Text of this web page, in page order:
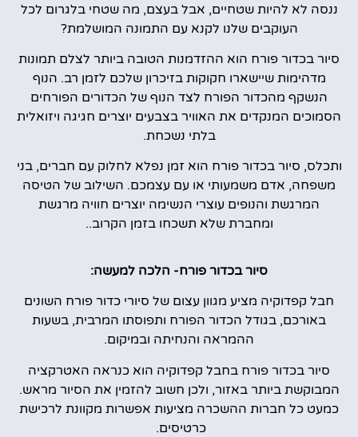
ננסה לא להיות שטחיים, אבל בעצם, מה שטחי בלגרום לכל
העוקבים שלנו לקנא עם התמונה המושלמת?
סיור בכדור פורח הוא ההזדמנות הטובה ביותר לצלם תמונות
מדהימות שיישארו חקוקות בזיכרון שלכם לזמן רב. הנוף
הנשקף מהכדור הפורח לצד הנוף של הכדורים הפורחים
הסמוכים המנקדים את האוויר בצבעים יוצרים חגיגה ויזואלית
בלתי נשכחת.
ותכלס, סיור בכדור פורח הוא זמן נפלא לחלוק עם חברים, בני
משפחה, אדם משמעותי או עם עצמכם. השילוב של הטיסה
המרגשת והנופים עוצרי הנשימה יוצרים חוויה מרגשת
ומחברת שלא תשכחו בזמן הקרוב..
סיור בכדור פורח- הלכה למעשה:
חבל קפדוקיה מציע מגוון עצום של סיורי כדור פורח השונים
באורכם, בגודל הכדור הפורח ותפוסתו המרבית, בשעות
ההמראה והנחיתה ובמיקום.
סיור בכדור פורח בחבל קפדוקיה הוא כנראה האטרקציה
המבוקשת ביותר באזור, ולכן חשוב להזמין את הסיור מראש.
כמעט כל חברות ההשכרה מציעות אפשרות מקוונת לרכישת
כרטיסים.